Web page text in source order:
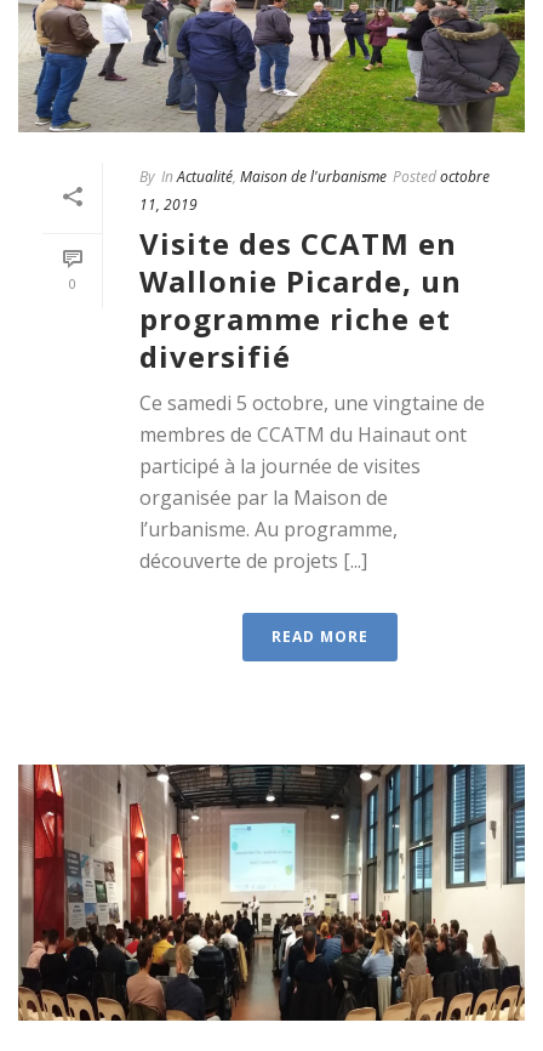
0
By In Actualité, Maison de l'urbanisme Postedoctobre
11, 2019
Visite des CCATM en
Wallonie Picarde, un
programme riche et
diversifié
Ce samedi 5 octobre, une vingtaine de
membres de CCATM du Hainaut ont
participé à la journée de visites
organisée par la Maison de
l’urbanisme. Au programme,
découverte de projets [...]
READ MORE